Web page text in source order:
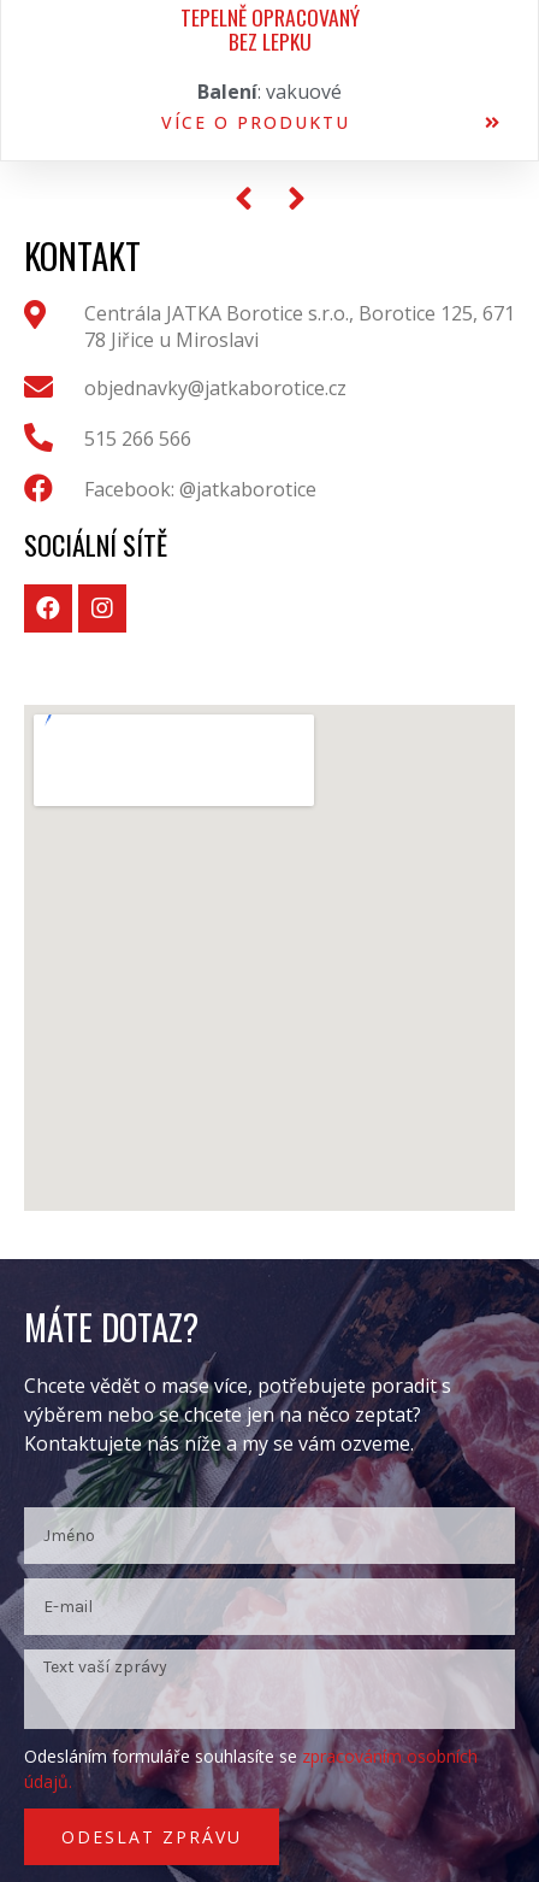
TEPELNĚ OPRACOVANÝ
BEZ LEPKU
Balení: vakuové
VÍCE O PRODUKTU
KONTAKT
Centrála JATKA Borotice s.r.o., Borotice 125, 671
78 Jiřice u Miroslavi
objednavky@jatkaborotice.cz
515 266 566
Facebook: @jatkaborotice
SOCIÁLNÍ SÍTĚ
MÁTE DOTAZ?
Chcete vědět o mase více, potřebujete poradit s
výběrem nebo se chcete jen na něco zeptat?
Kontaktujete nás níže a my se vám ozveme.
Odesláním formuláře souhlasíte sezpracováním osobních
údajů.
ODESLAT ZPRÁVU